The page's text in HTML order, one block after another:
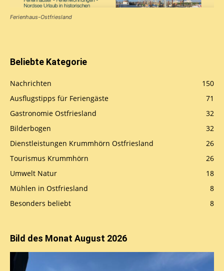
Ferienhaus-Ostfriesland
Beliebte Kategorie
Nachrichten
150
Ausflugstipps für Feriengäste
71
Gastronomie Ostfriesland
32
Bilderbogen
32
Dienstleistungen Krummhörn Ostfriesland
26
Tourismus Krummhörn
26
Umwelt Natur
18
Mühlen in Ostfriesland
8
Besonders beliebt
8
Bild des Monat August 2026